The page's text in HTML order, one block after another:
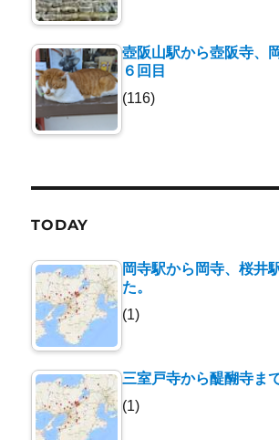
壺阪山駅から壺阪寺、
６回目
(116)
TODAY
岡寺駅から岡寺、桜井
た。
(1)
三室戸寺から醍醐寺ま
(1)